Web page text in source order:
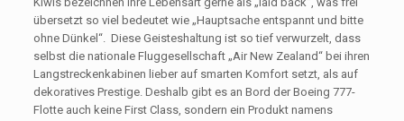
übersetzt so viel bedeutet wie „Hauptsache entspannt und bitte
ohne Dünkel“. Diese Geisteshaltung ist so tief verwurzelt, dass
selbst die nationale Fluggesellschaft „Air New Zealand“ bei ihren
Langstreckenkabinen lieber auf smarten Komfort setzt, als auf
dekoratives Prestige. Deshalb gibt es an Bord der Boeing 777-
Flotte auch keine First Class, sondern ein Produkt namens